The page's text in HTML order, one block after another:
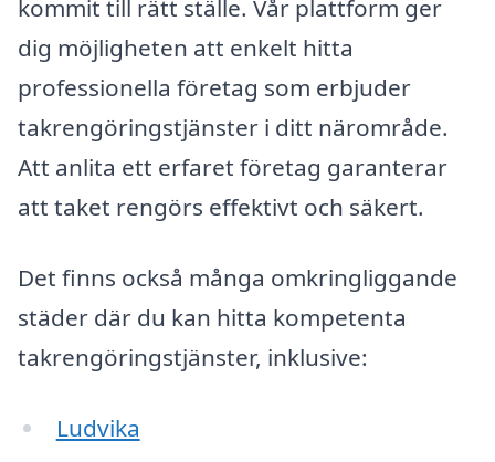
kommit till rätt ställe. Vår plattform ger
dig möjligheten att enkelt hitta
professionella företag som erbjuder
takrengöringstjänster i ditt närområde.
Att anlita ett erfaret företag garanterar
att taket rengörs effektivt och säkert.
Det finns också många omkringliggande
städer där du kan hitta kompetenta
takrengöringstjänster, inklusive:
Ludvika